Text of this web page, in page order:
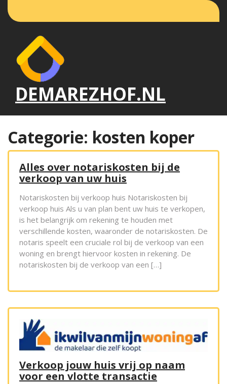
de
DEMAREZHOF.NL
Categorie: kosten koper
Alles over notariskosten bij de
verkoop van uw huis
Notariskosten bij verkoop huis Notariskosten bij
verkoop huis Als u van plan bent uw huis te verkopen,
is het belangrijk om rekening te houden met
verschillende kosten, waaronder de notariskosten. De
notaris speelt een cruciale rol bij de verkoop van een
woning en brengt hiervoor kosten in rekening. De
notariskosten bij de verkoop van een […]
Verkoop jouw huis vrij op naam
voor een vlotte transactie